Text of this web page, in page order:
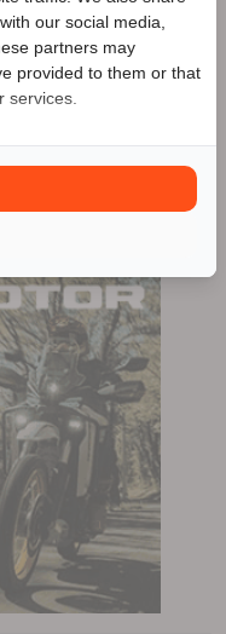
prijs? Bel
our social media,
partners may
provided to them or that
services.